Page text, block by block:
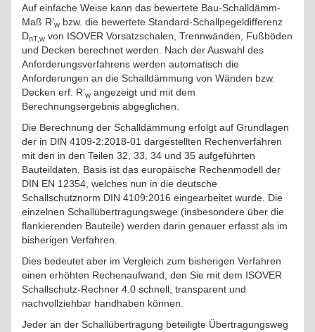
Auf einfache Weise kann das bewertete Bau-Schalldämm-
Maß R’w bzw. die bewertete Standard-Schallpegeldifferenz
DnT,w von ISOVER Vorsatzschalen, Trennwänden, Fußböden
und Decken berechnet werden. Nach der Auswahl des
Anforderungsverfahrens werden automatisch die
Anforderungen an die Schalldämmung von Wänden bzw.
Decken erf. R’w angezeigt und mit dem
Berechnungsergebnis abgeglichen.
Die Berechnung der Schalldämmung erfolgt auf Grundlagen
der in DIN 4109-2:2018-01 dargestellten Rechenverfahren
mit den in den Teilen 32, 33, 34 und 35 aufgeführten
Bauteildaten. Basis ist das europäische Rechenmodell der
DIN EN 12354, welches nun in die deutsche
Schallschutznorm DIN 4109:2016 eingearbeitet wurde. Die
einzelnen Schallübertragungswege (insbesondere über die
flankierenden Bauteile) werden darin genauer erfasst als im
bisherigen Verfahren.
Dies bedeutet aber im Vergleich zum bisherigen Verfahren
einen erhöhten Rechenaufwand, den Sie mit dem ISOVER
Schallschutz-Rechner 4.0 schnell, transparent und
nachvollziehbar handhaben können.
Jeder an der Schallübertragung beteiligte Übertragungsweg